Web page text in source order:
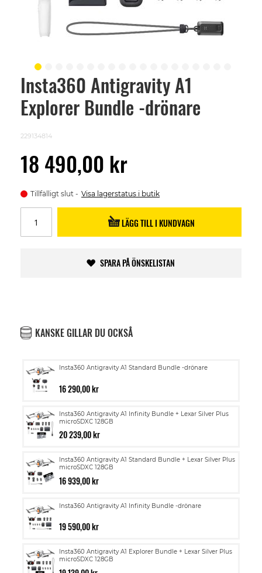
Insta360 Antigravity A1
Explorer Bundle -drönare
229134814
18 490,00 kr
Tillfälligt slut Visa lagerstatus i butik
LÄGG TILL I KUNDVAGN
SPARA PÅ ÖNSKELISTAN
KANSKE GILLAR DU OCKSÅ
Insta360 Antigravity A1 Standard Bundle -drönare
16 290,00 kr
Insta360 Antigravity A1 Infinity Bundle + Lexar Silver Plus
microSDXC 128GB
20 239,00 kr
Insta360 Antigravity A1 Standard Bundle + Lexar Silver Plus
microSDXC 128GB
16 939,00 kr
Insta360 Antigravity A1 Infinity Bundle -drönare
19 590,00 kr
Insta360 Antigravity A1 Explorer Bundle + Lexar Silver Plus
microSDXC 128GB
Skip
beginning
images